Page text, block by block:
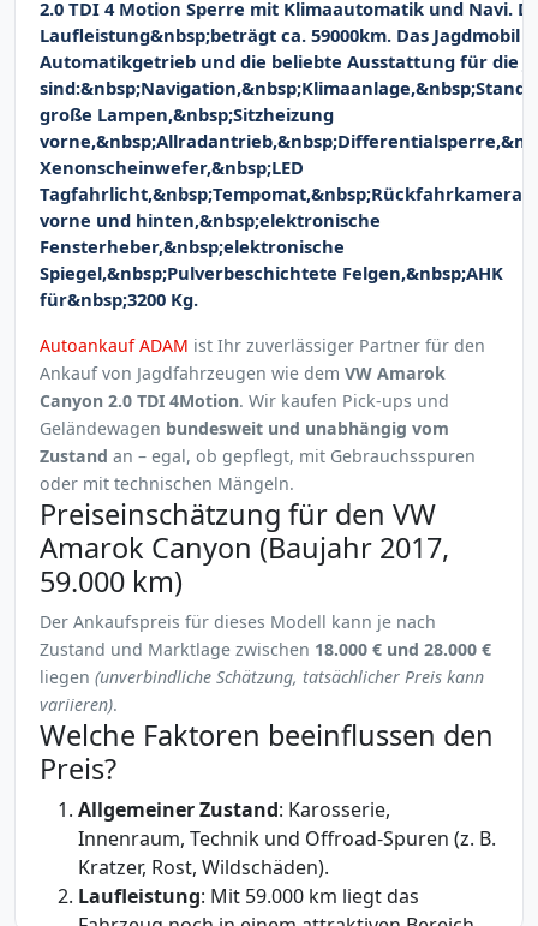
2.0 TDI 4 Motion Sperre mit Klimaautomatik und Navi.
Laufleistung&nbsp;beträgt ca. 59000km. Das Jagdmobil
Automatikgetrieb und die beliebte Ausstattung für die
große Lampen,&nbsp;Sitzheizung
Xenonscheinwefer,&nbsp;LED
vorne und hinten,&nbsp;elektronische
Fensterheber,&nbsp;elektronische
Spiegel,&nbsp;Pulverbeschichtete Felgen,&nbsp;AHK
für&nbsp;3200 Kg.
Autoankauf ADAM ist Ihr zuverlässiger Partner für den
Ankauf von Jagdfahrzeugen wie dem VW Amarok
Canyon 2.0 TDI 4Motion. Wir kaufen Pick-ups und
Geländewagen bundesweit und unabhängig vom
Zustand an – egal, ob gepflegt, mit Gebrauchsspuren
oder mit technischen Mängeln.
Preiseinschätzung für den VW
Amarok Canyon (Baujahr 2017,
59.000 km)
Der Ankaufspreis für dieses Modell kann je nach
Zustand und Marktlage zwischen 18.000 € und 28.000 €
liegen (unverbindliche Schätzung, tatsächlicher Preis kann
variieren).
Welche Faktoren beeinflussen den
Preis?
Allgemeiner Zustand: Karosserie,
Innenraum, Technik und Offroad-Spuren (z. B.
Kratzer, Rost, Wildschäden).
Laufleistung: Mit 59.000 km liegt das